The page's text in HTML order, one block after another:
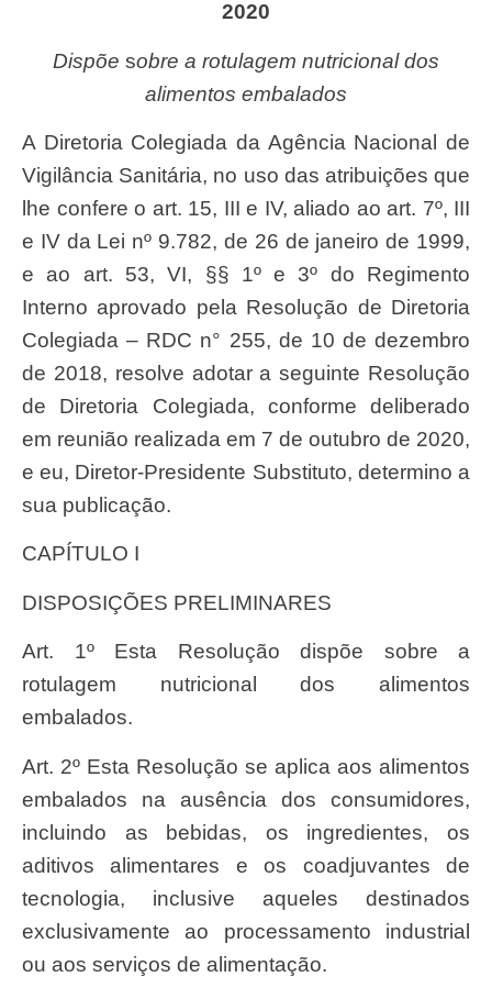
2020
Dispõe sobre a rotulagem nutricional dos
alimentos embalados
A Diretoria Colegiada da Agência Nacional de
Vigilância Sanitária, no uso das atribuições que
lhe confere o art. 15, III e IV, aliado ao art. 7º, III
e IV da Lei nº 9.782, de 26 de janeiro de 1999,
e ao art. 53, VI, §§ 1º e 3º do Regimento
Interno aprovado pela Resolução de Diretoria
Colegiada – RDC n° 255, de 10 de dezembro
de 2018, resolve adotar a seguinte Resolução
de Diretoria Colegiada, conforme deliberado
em reunião realizada em 7 de outubro de 2020,
e eu, Diretor-Presidente Substituto, determino a
sua publicação.
CAPÍTULO I
DISPOSIÇÕES PRELIMINARES
Art. 1º Esta Resolução dispõe sobre a
rotulagem nutricional dos alimentos
embalados.
Art. 2º Esta Resolução se aplica aos alimentos
embalados na ausência dos consumidores,
incluindo as bebidas, os ingredientes, os
aditivos alimentares e os coadjuvantes de
tecnologia, inclusive aqueles destinados
exclusivamente ao processamento industrial
ou aos serviços de alimentação.